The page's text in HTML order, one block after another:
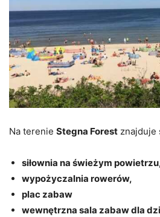
Na terenie Stegna Forest znajduje
siłownia na świeżym
wypożyczalnia rowerów,
plac zabaw
wewnętrzna sala zabaw dla